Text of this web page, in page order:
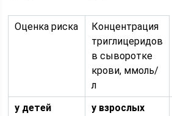
Оценка риска
Концентрация
триглицеридов
в сыворотке
крови, ммоль/
л
у детей
у взрослых